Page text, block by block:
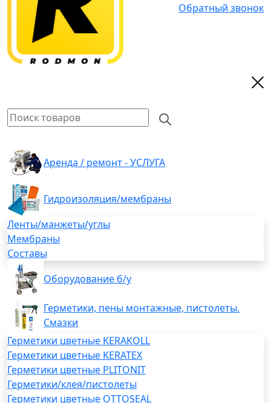
Обратный звонок
Аренда / ремонт - УСЛУГА
Гидроизоляция/мембраны
Ленты/манжеты/углы
Мембраны
Составы
Оборудование б/у
Герметики, пены монтажные, пистолеты.
Смазки
Герметики цветные KERAKOLL
Герметики цветные KERATEX
Герметики цветные PLITONIT
Герметики/клея/пистолеты
Герметики цветные OTTOSEAL